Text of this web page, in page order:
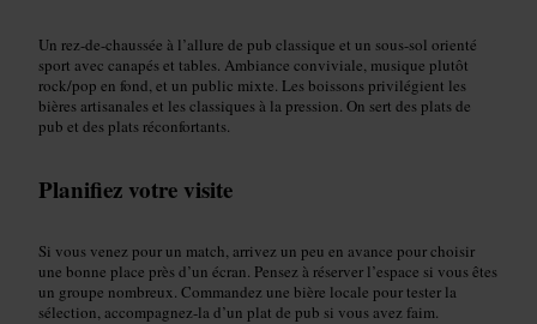
Un rez-de-chaussée à l’allure de pub classique et un sous-sol orienté
sport avec canapés et tables. Ambiance conviviale, musique plutôt
rock/pop en fond, et un public mixte. Les boissons privilégient les
bières artisanales et les classiques à la pression. On sert des plats de
pub et des plats réconfortants.
Planifiez votre visite
Si vous venez pour un match, arrivez un peu en avance pour choisir
une bonne place près d’un écran. Pensez à réserver l’espace si vous êtes
un groupe nombreux. Commandez une bière locale pour tester la
sélection, accompagnez-la d’un plat de pub si vous avez faim.